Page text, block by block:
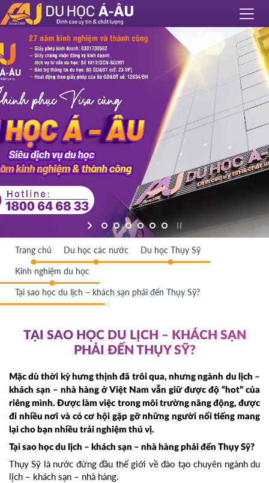
Trang chủ Du học các nước Du học Thụy Sỹ
Kinh nghiệm du học
Tại sao học du lịch – khách sạn phải đến Thụy Sỹ?
TẠI SAO HỌC DU LỊCH – KHÁCH SẠN
PHẢI ĐẾN THỤY SỸ?
Mặc dù thời kỳ hưng thịnh đã trôi qua, nhưng ngành du lịch –
khách sạn – nhà hàng ở Việt Nam vẫn giữ được độ “hot” của
riêng mình. Được làm việc trong môi trường năng động, được
đi nhiều nơi và có cơ hội gặp gỡ những người nổi tiếng mang
lại cho bạn nhiều trải nghiệm thú vị.
Tại sao học du lịch – khách sạn – nhà hàng phải đến Thụy Sỹ?
Thụy Sỹ là nước đứng đầu thế giới về đào tạo chuyên ngành du
lịch – khách sạn – nhà hàng.